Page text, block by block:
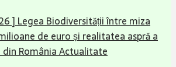
] Legea Biodiversității între miza
de euro și realitatea aspră a
RomâniaActualitate